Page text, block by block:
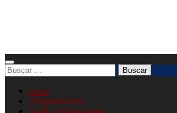
Buscar:
Inicio
Programación
Audio – Entrevistas